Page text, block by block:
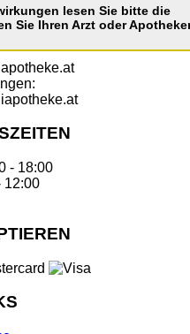
lesen Sie bitte die
Sie Ihren Arzt oder
- 18:00
12:00